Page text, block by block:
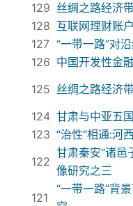
129 丝绸之路经济
128 互联网理财账
127 “一带一路”对
126 中国开发性金
125 丝绸之路经济
124 甘肃与中亚五
123 “治性”相通:河
122
甘肃秦安“诸
像研究之三
121
“一带一路”背